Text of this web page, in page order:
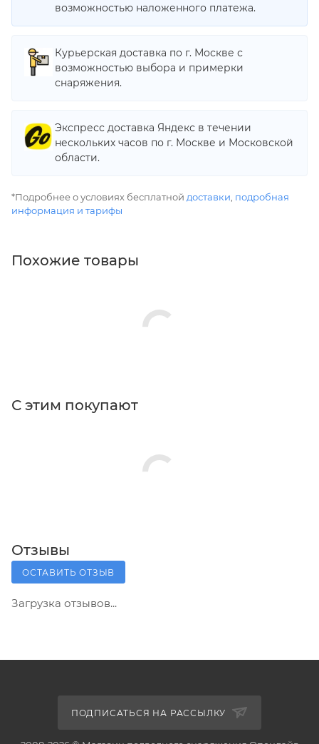
возможностью наложенного платежа.
Курьерская доставка по г. Москве с
возможностью выбора и примерки
снаряжения.
Экспресс доставка Яндекс в течении
нескольких часов по г. Москве и Московской
области.
*Подробнее о условиях бесплатной доставки подробная
информация и тарифы
Похожие товары
С этим покупают
Отзывы
ОСТАВИТЬ ОТЗЫВ
Загрузка отзывов...
ПОДПИСАТЬСЯ НА РАССЫЛКУ